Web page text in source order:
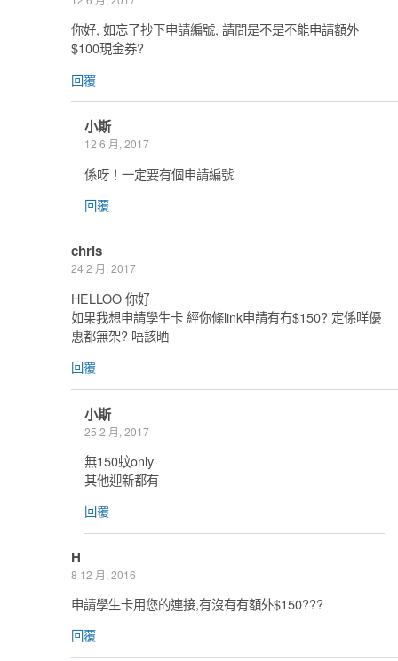
你好, 如忘了抄下申請編號, 請問是不是不能申請額外
$100現金券?
回覆
小斯
12 6 月, 2017
係呀！一定要有個申請編號
回覆
chris
24 2 月, 2017
HELLOO 你好
如果我想申請學生卡 經你條link申請有冇$150? 定係咩優
惠都無架? 唔該晒
回覆
小斯
25 2 月, 2017
無150蚊only
其他迎新都有
回覆
H
8 12 月, 2016
申請學生卡用您的連接,有沒有有額外$150???
回覆